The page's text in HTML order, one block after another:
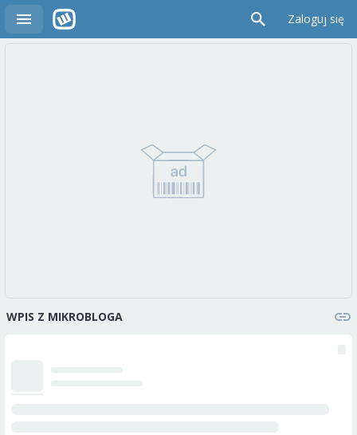
Zaloguj się
WPIS Z MIKROBLOGA